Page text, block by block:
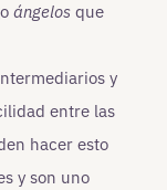
ángelos que
y
entre las
hacer esto
y son uno